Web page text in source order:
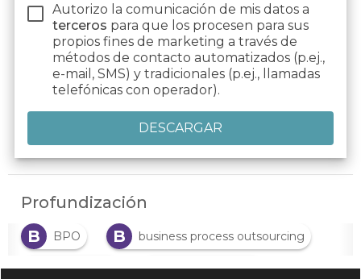
Autorizo la comunicación de mis datos a
terceros para que los procesen para sus
propios fines de marketing a través de
métodos de contacto automatizados (p.ej.,
e-mail, SMS) y tradicionales (p.ej., llamadas
telefónicas con operador).
Profundización
B
BPO B business process outsourcing
C Call Center C Contact center